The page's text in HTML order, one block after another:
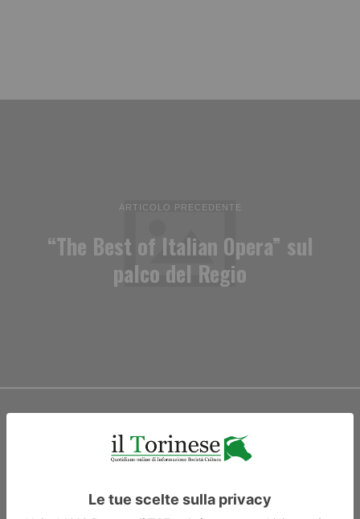
ARTICOLO PRECEDENTE
“The Best of Italian Opera” sul
palco del Regio
ARTICOLO SUCCESSIVO